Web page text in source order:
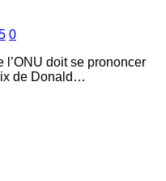
0
doit se prononcer
de Donald…